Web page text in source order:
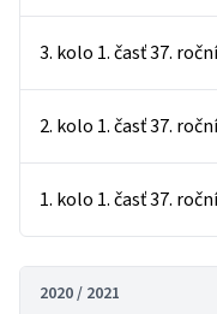
3. kolo 1. časť 37.
2. kolo 1. časť 37.
1. kolo 1. časť 37.
2020 / 2021